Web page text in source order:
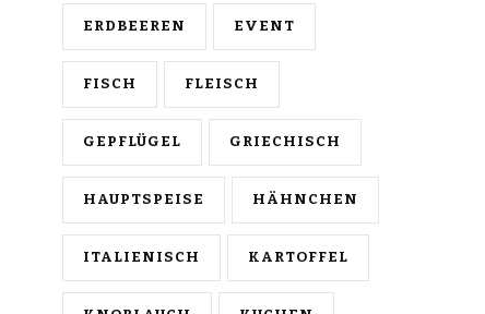
ERDBEEREN EVENT
FISCH FLEISCH
GEPFLÜGEL GRIECHISCH
HAUPTSPEISE HÄHNCHEN
ITALIENISCH KARTOFFEL